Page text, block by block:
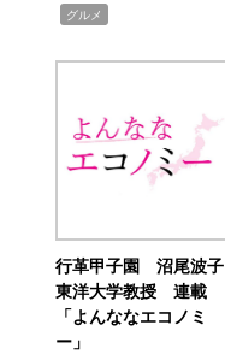
グルメ
行革甲子園 沼尾波子
東洋大学教授 連載
「よんななエコノミ
ー」